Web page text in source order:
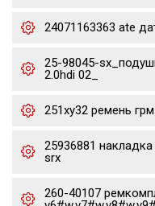
24071163363 ate
25-98045-
2.0hdi 02_
251xy32 ремень
25936881
srx
260-40107